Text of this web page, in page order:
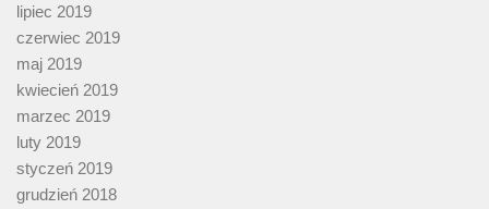
lipiec 2019
czerwiec 2019
maj 2019
kwiecień 2019
marzec 2019
luty 2019
styczeń 2019
grudzień 2018